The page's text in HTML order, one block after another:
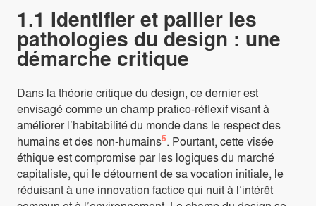
1.1 Identifier et pallier les
pathologies du design : une
démarche critique
Dans la théorie critique du design, ce dernier est
envisagé comme un champ pratico-réflexif visant à
améliorer l’habitabilité du monde dans le respect des
humains et des non-humains5. Pourtant, cette visée
éthique est compromise par les logiques du marché
capitaliste, qui le détournent de sa vocation initiale, le
réduisant à une innovation factice qui nuit à l’intérêt